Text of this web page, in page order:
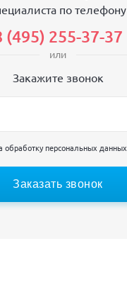
по телефону
(495) 255-37-37
или
Закажите звонок
обработку персональных данных
Заказать звонок